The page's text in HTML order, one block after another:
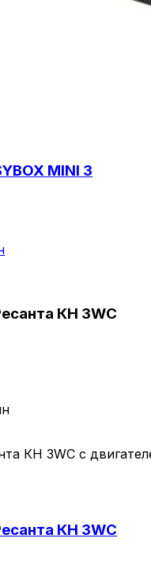
MINI 3
КН 3WC
КН 3WC с
КН 3WC